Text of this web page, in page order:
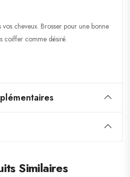
cheveux. Brosser pour une bonne
coiffer comme désiré.
Similaires